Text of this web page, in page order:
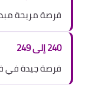
فرصة مريحة
240 إلى 249
فرصة جيدة في